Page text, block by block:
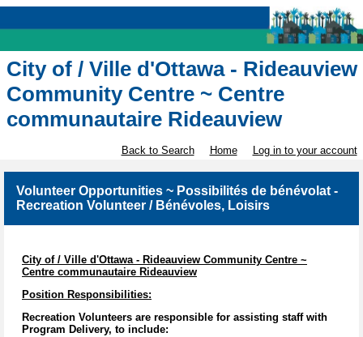
City of / Ville d'Ottawa - Rideauview
Community Centre ~ Centre
communautaire Rideauview
Back to Search Home Log in to your account
Volunteer Opportunities ~ Possibilités de bénévolat -
Recreation Volunteer / Bénévoles, Loisirs
City of / Ville d'Ottawa - Rideauview Community Centre ~
Centre communautaire Rideauview
Position Responsibilities:
Recreation Volunteers are responsible for assisting staff with
Program Delivery, to include: